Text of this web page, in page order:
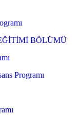
BÖLÜMÜ
Programı